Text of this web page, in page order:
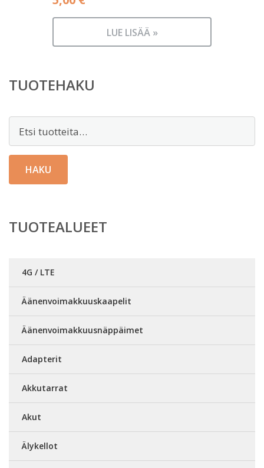
LUE LISÄÄ »
TUOTEHAKU
Etsi:
HAKU
TUOTEALUEET
4G / LTE
Äänenvoimakkuuskaapelit
Äänenvoimakkuusnäppäimet
Adapterit
Akkutarrat
Akut
Älykellot